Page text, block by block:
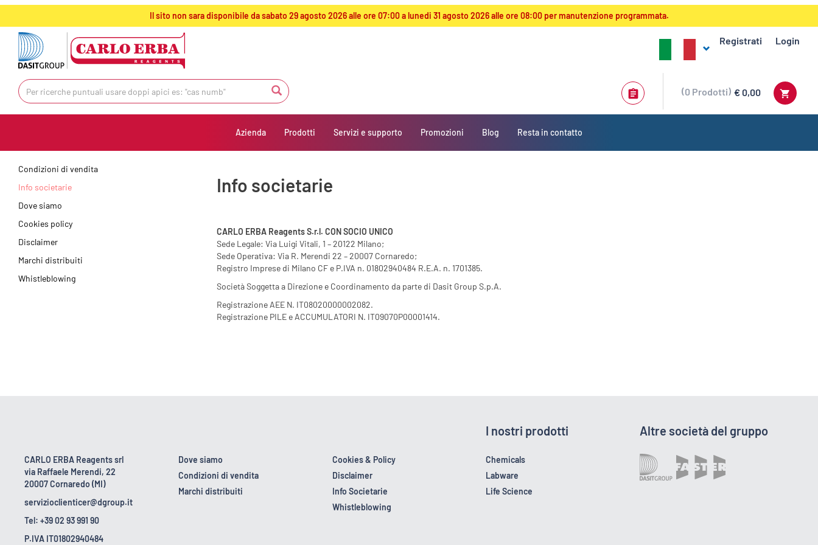
text.skipToContent
text.skipToNavigation
Il sito non sara disponibile da sabato 29 agosto 2026 alle ore 07:00 a lunedi 31 agosto 2026 alle ore 08:00 per manutenzione programmata.
Registrati Login
€ 0,00
0 Prodotti
Azienda Prodotti Servizi e supporto Promozioni Blog Resta in contatto
Condizioni di vendita
Info societarie
Dove siamo
Cookies policy
Disclaimer
Marchi distribuiti
Whistleblowing
Info societarie
CARLO ERBA Reagents S.r.l. CON SOCIO UNICO
Sede Legale: Via Luigi Vitali, 1 – 20122 Milano;
Sede Operativa: Via R. Merendi 22 – 20007 Cornaredo;
Registro Imprese di Milano CF e P.IVA n. 01802940484 R.E.A. n. 1701385.
Società Soggetta a Direzione e Coordinamento da parte di Dasit Group S.p.A.
Registrazione AEE N. IT08020000002082.
Registrazione PILE e ACCUMULATORI N. IT09070P00001414.
CARLO ERBA Reagents srl
via Raffaele Merendi, 22
20007 Cornaredo (MI)
servizioclienticer@dgroup.it
Tel: +39 02 93 991 90
P.IVA IT01802940484
Dove siamo
Condizioni di vendita
Marchi distribuiti
Cookies & Policy
Disclaimer
Info Societarie
Whistleblowing
I nostri prodotti
Chemicals
Labware
Life Science
Altre società del gruppo